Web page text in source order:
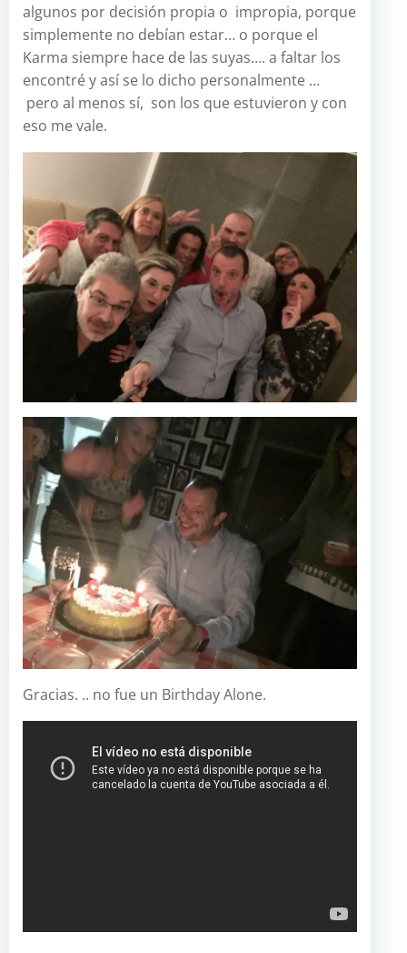
algunos por decisión propia o impropia, porque
simplemente no debían estar… o porque el
Karma siempre hace de las suyas…. a faltar los
encontré y así se lo dicho personalmente …
pero al menos sí, son los que estuvieron y con
eso me vale.
Gracias. .. no fue un Birthday Alone.